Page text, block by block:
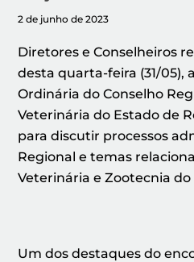
2 de junho de 2023
Diretores e Conselheiros
desta quarta-feira (31/05),
Ordinária do Conselho
Veterinária do Estado de
para discutir processos
Regional e temas
Veterinária e Zootecnia do
Um dos destaques do